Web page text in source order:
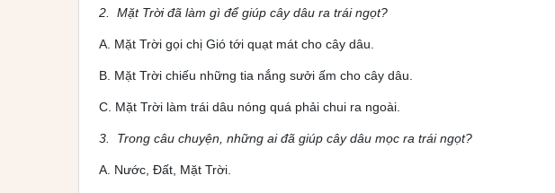
2. Mặt Trời đã làm gì để giúp cây dâu ra trái ngọt?
A. Mặt Trời gọi chị Gió tới quạt mát cho cây dâu.
B. Mặt Trời chiếu những tia nắng sưởi ấm cho cây dâu.
C. Mặt Trời làm trái dâu nóng quá phải chui ra ngoài.
3. Trong câu chuyện, những ai đã giúp cây dâu mọc ra trái ngọt?
A. Nước, Đất, Mặt Trời.